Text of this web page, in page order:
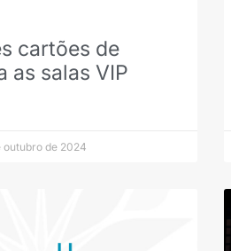
cartões de
as salas VIP
outubro de 2024